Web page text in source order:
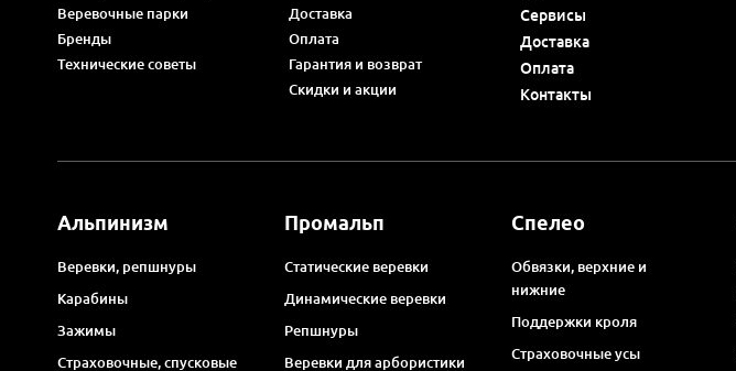
Веревочные парки
Бренды
Технические советы
Доставка
Оплата
Гарантия и возврат
Скидки и акции
Сервисы
Доставка
Оплата
Контакты
Альпинизм
Веревки, репшнуры
Карабины
Зажимы
Страховочные, спусковые
Промальп
Статические веревки
Динамические веревки
Репшнуры
Веревки для арбористики
Спелео
Обвязки, верхние и
нижние
Поддержки кроля
Страховочные усы